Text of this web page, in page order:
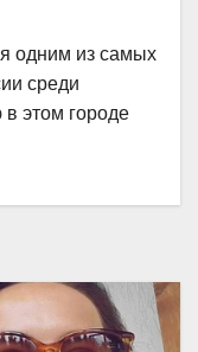
одним из самых
среди
этом городе